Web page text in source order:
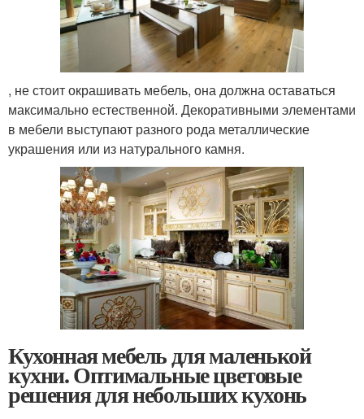
, не стоит окрашивать мебель, она должна оставаться
максимально естественной. Декоративными элементами
в мебели выступают разного рода металлические
украшения или из натурального камня.
Кухонная мебель для маленькой
кухни. Оптимальные цветовые
решения для небольших кухонь